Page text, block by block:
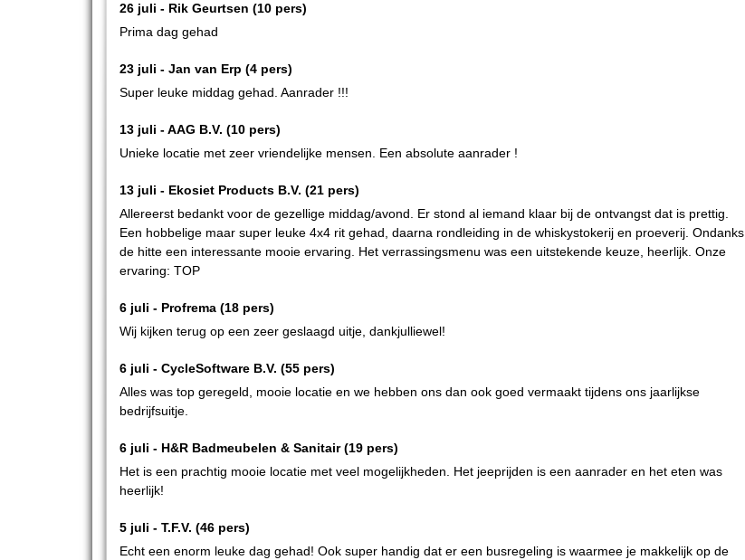
26 juli - Rik Geurtsen (10 pers)
Prima dag gehad
23 juli - Jan van Erp (4 pers)
Super leuke middag gehad. Aanrader !!!
13 juli -AAG B.V. (10 pers)
Unieke locatie met zeer vriendelijke mensen. Een absolute aanrader !
13 juli - Ekosiet Products B.V. (21 pers)
Allereerst bedankt voor de gezellige middag/avond. Er stond al iemand klaar bij de ontvangst dat is prettig.
Een hobbelige maar super leuke 4x4 rit gehad, daarna rondleiding in de whiskystokerij en proeverij. Ondanks
de hitte een interessante mooie ervaring. Het verrassingsmenu was een uitstekende keuze, heerlijk. Onze
ervaring: TOP
6 juli - Profrema (18 pers)
Wij kijken terug op een zeer geslaagd uitje, dankjulliewel!
6 juli - CycleSoftware B.V. (55 pers)
Alles was top geregeld, mooie locatie en we hebben ons dan ook goed vermaakt tijdens ons jaarlijkse
bedrijfsuitje.
6 juli - H&R Badmeubelen & Sanitair(19 pers)
Het is een prachtig mooie locatie met veel mogelijkheden. Het jeeprijden is een aanrader en het eten was
heerlijk!
5 juli - T.F.V. (46 pers)
Echt een enorm leuke dag gehad! Ook super handig dat er een busregeling is waarmee je makkelijk op de